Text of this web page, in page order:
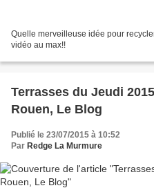
Quelle merveilleuse idée pour recycler le
vidéo au max!!
Terrasses du Jeudi
Rouen, Le Blog
Publié le 23/07/2015 à 10:52
Par Redge La Murmure